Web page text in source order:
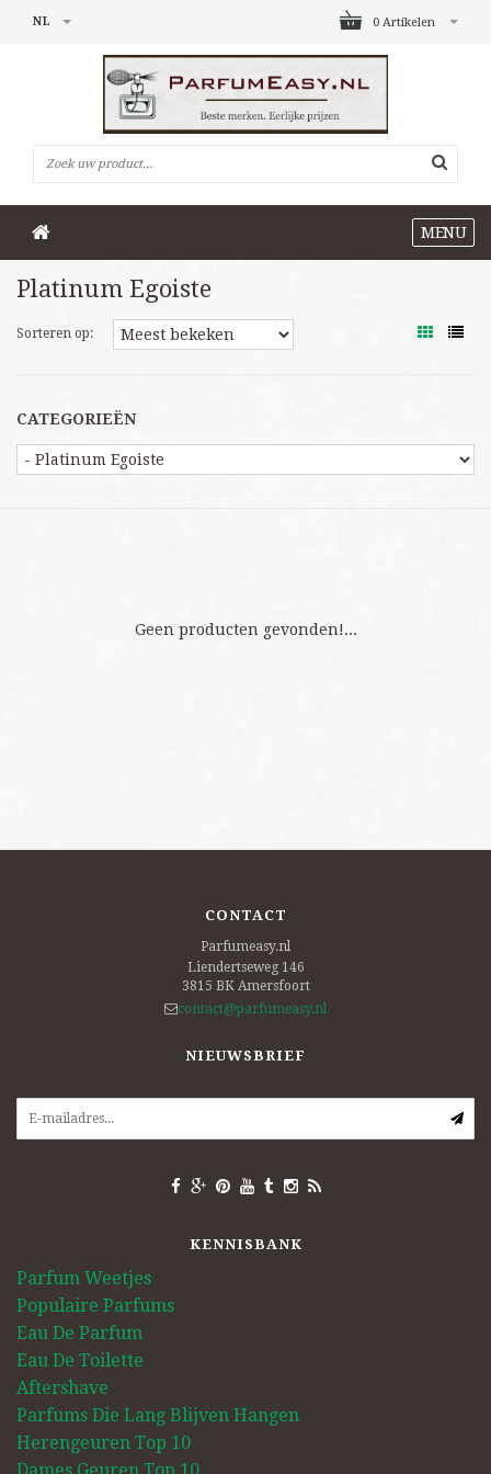
0 Artikelen
NL
MENU
Platinum Egoiste
Sorteren op:
CATEGORIEËN
Geen producten gevonden!...
CONTACT
Parfumeasy.nl
Liendertseweg 146
3815 BK Amersfoort
contact@parfumeasy.nl
NIEUWSBRIEF
KENNISBANK
Parfum Weetjes
Populaire Parfums
Eau De Parfum
Eau De Toilette
Aftershave
Parfums Die Lang Blijven Hangen
Herengeuren Top 10